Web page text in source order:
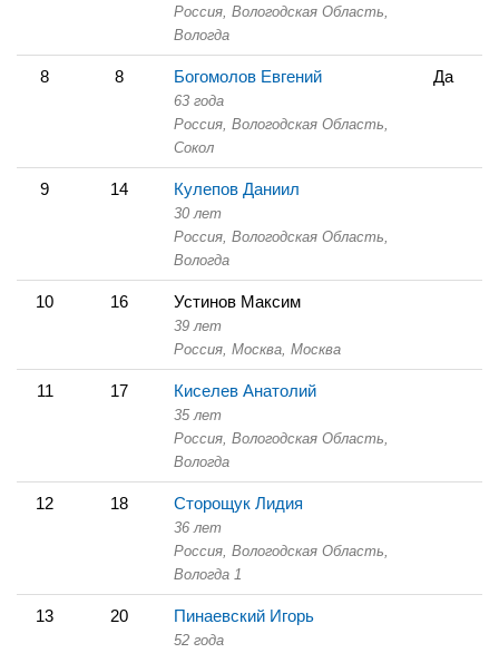
Россия, Вологодская Область,
Вологда
8 8 Богомолов Евгений
63 года
Россия, Вологодская Область,
Сокол
Да
9 14 Кулепов Даниил
30 лет
Россия, Вологодская Область,
Вологда
10 16 Устинов Максим
39 лет
Россия, Москва, Москва
11 17 Киселев Анатолий
35 лет
Россия, Вологодская Область,
Вологда
12 18 Сторощук Лидия
36 лет
Россия, Вологодская Область,
Вологда 1
13 20 Пинаевский Игорь
52 года